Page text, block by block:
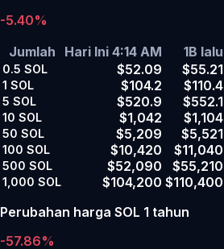
-5.40%
Jumlah
Hari Ini 4:14 AM 1B lalu
0.5 SOL $52.09 $55.21
1 SOL $104.2 $110.4
5 SOL $520.9 $552.1
10 SOL $1,042 $1,104
50 SOL $5,209 $5,521
100 SOL $10,420 $11,040
500 SOL $52,090 $55,210
1,000 SOL $104,200 $110,400
Perubahan harga SOL 1 tahun
-57.86%